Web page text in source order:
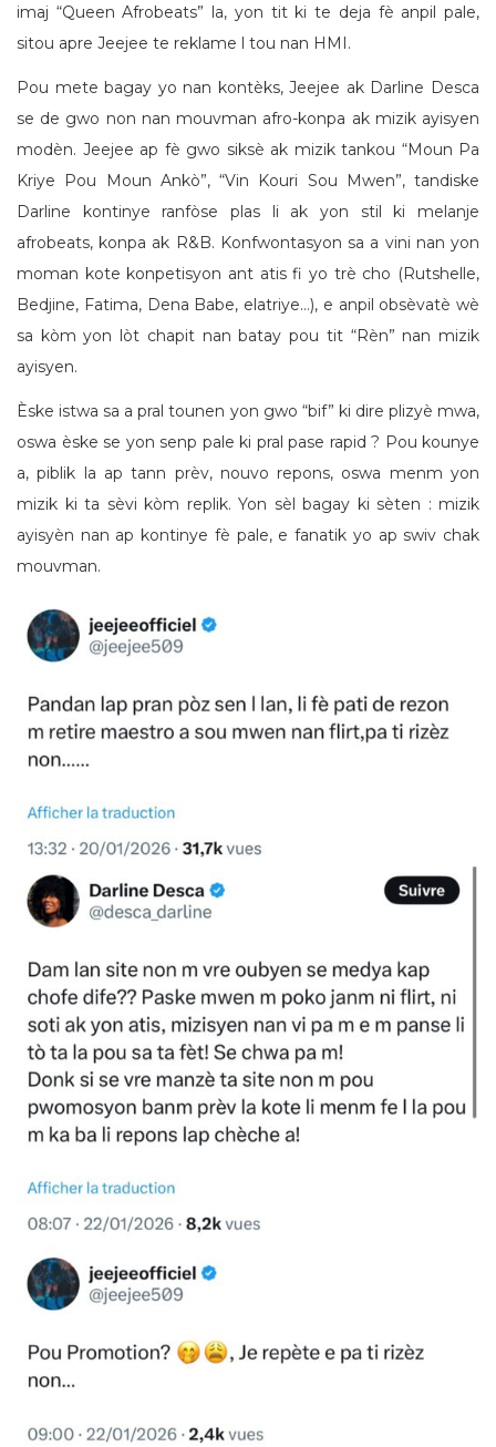
imaj “Queen Afrobeats” la, yon tit ki te deja fè anpil pale,
sitou apre Jeejee te reklame l tou nan HMI.
Pou mete bagay yo nan kontèks, Jeejee ak Darline Desca
se de gwo non nan mouvman afro-konpa ak mizik ayisyen
modèn. Jeejee ap fè gwo siksè ak mizik tankou “Moun Pa
Kriye Pou Moun Ankò”, “Vin Kouri Sou Mwen”, tandiske
Darline kontinye ranfòse plas li ak yon stil ki melanje
afrobeats, konpa ak R&B. Konfwontasyon sa a vini nan yon
moman kote konpetisyon ant atis fi yo trè cho (Rutshelle,
Bedjine, Fatima, Dena Babe, elatriye…), e anpil obsèvatè wè
sa kòm yon lòt chapit nan batay pou tit “Rèn” nan mizik
ayisyen.
Èske istwa sa a pral tounen yon gwo “bif” ki dire plizyè mwa,
oswa èske se yon senp pale ki pral pase rapid ? Pou kounye
a, piblik la ap tann prèv, nouvo repons, oswa menm yon
mizik ki ta sèvi kòm replik. Yon sèl bagay ki sèten : mizik
ayisyèn nan ap kontinye fè pale, e fanatik yo ap swiv chak
mouvman.